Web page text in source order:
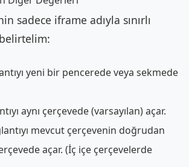
sadece iframe adıyla sınırlı
belirtelim:
yeni bir pencerede veya sekmede
aynı çerçevede (varsayılan) açar.
mevcut çerçevenin doğrudan
açar. (İç içe çerçevelerde